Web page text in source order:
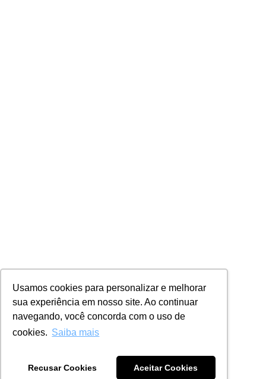
Usamos cookies para personalizar e melhorar
sua experiência em nosso site. Ao continuar
navegando, você concorda com o uso de
cookies. Saiba mais
Recusar Cookies Aceitar Cookies